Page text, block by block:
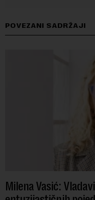
POVEZANI SADRŽAJI
Milena Vasić: